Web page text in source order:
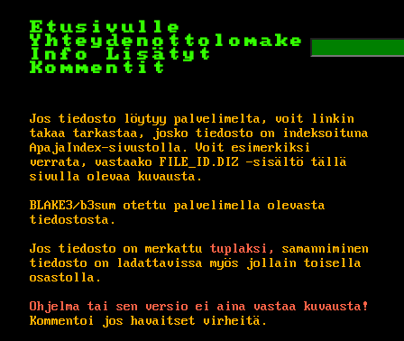
Etusivulle
Yhteydenottolomake
Info
Lisätyt
Kommentit
Jos tiedosto löytyy palvelimelta, voit linkin
takaa tarkastaa, josko tiedosto on indeksoituna
ApajaIndex-sivustolla. Voit esimerkiksi
verrata, vastaako FILE_ID.DIZ -sisältö tällä
sivulla olevaa kuvausta.
BLAKE3/b3sum otettu palvelimella olevasta
tiedostosta.
Jos tiedosto on merkattu tuplaksi,
samanniminen
tiedosto on ladattavissa myös jollain toisella
osastolla.
Ohjelma tai sen versio ei aina vastaa kuvausta!
Kommentoi jos havaitset virheitä.